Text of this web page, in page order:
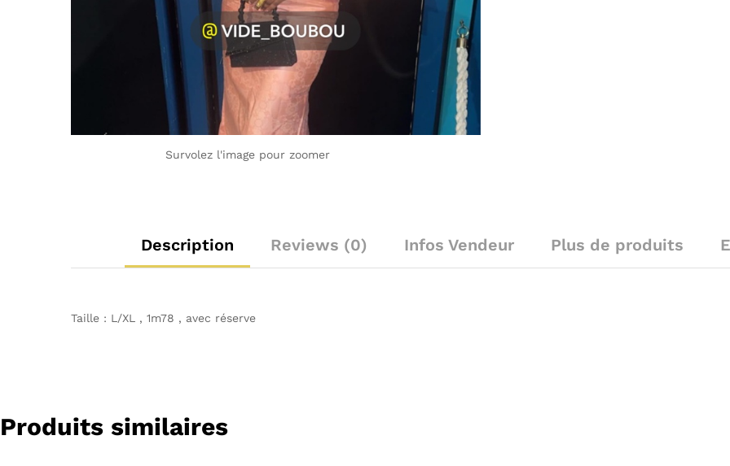
Survolez l'image pour zoomer
Description Reviews (0) Infos Vendeur Plus de produits
Taille : L/XL , 1m78 , avec réserve
Produits similaires